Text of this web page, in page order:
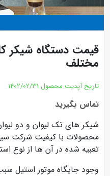
قیمت دستگاه شیکر
مختلف
تاریخ آپدیت محصول 1402/02/31
تماس بگیرید
محصولات با کیفیت شرکت
تعبیه شده در آن ها از نوع
وجود جایگاه موتور استیل